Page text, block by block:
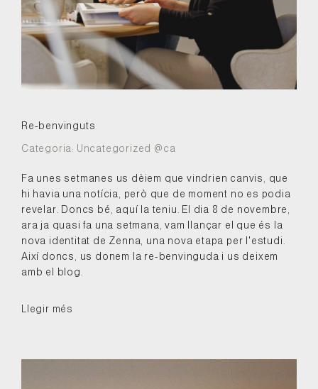
Re-benvinguts
Categoria: Uncategorized @ca
Fa unes setmanes us dèiem que vindrien canvis, que
hi havia una notícia, però que de moment no es podia
revelar. Doncs bé, aquí la teniu. El dia 8 de novembre,
ara ja quasi fa una setmana, vam llançar el que és la
nova identitat de Zenna, una nova etapa per l'estudi.
Així doncs, us donem la re-benvinguda i us deixem
amb el blog.
Llegir més